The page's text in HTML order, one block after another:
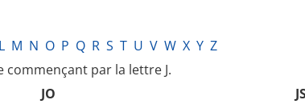
L M N O P Q R S T U V W X Y Z
par la lettre J.
JO